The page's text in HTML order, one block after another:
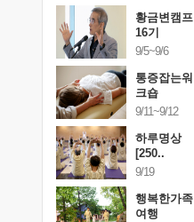
황금변캠프
16기
9/5~9/6
통증잡는워
크숍
9/11~9/12
하루명상
[250..
9/19
행복한가족
여행